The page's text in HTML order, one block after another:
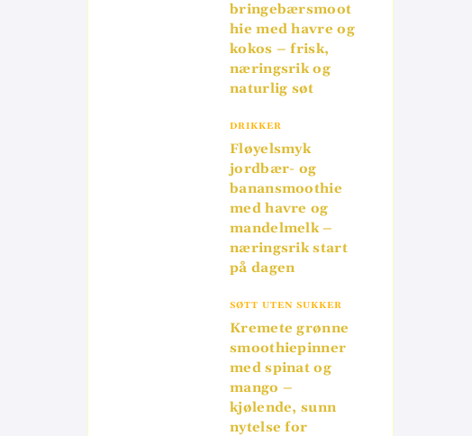
bringebærsmoot
hie med havre og
kokos – frisk,
næringsrik og
naturlig søt
DRIKKER
Fløyelsmyk
jordbær- og
banansmoothie
med havre og
mandelmelk –
næringsrik start
på dagen
SØTT UTEN SUKKER
Kremete grønne
smoothiepinner
med spinat og
mango –
kjølende, sunn
nytelse for